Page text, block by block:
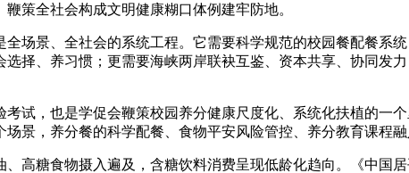
策全社会构成文明健康糊口体例建牢防地。
景、全社会的系统工程。它需要科学规范的校园餐配餐系
择、养习惯；更需要海峡两岸联袂互鉴、资本共享、协同发
，也是学促会鞭策校园养分健康尺度化、系统化扶植的一
景，养分餐的科学配餐、食物平安风险管控、养分教育课程
糖食物摄入遍及，含糖饮料消费呈现低龄化趋向。《中国